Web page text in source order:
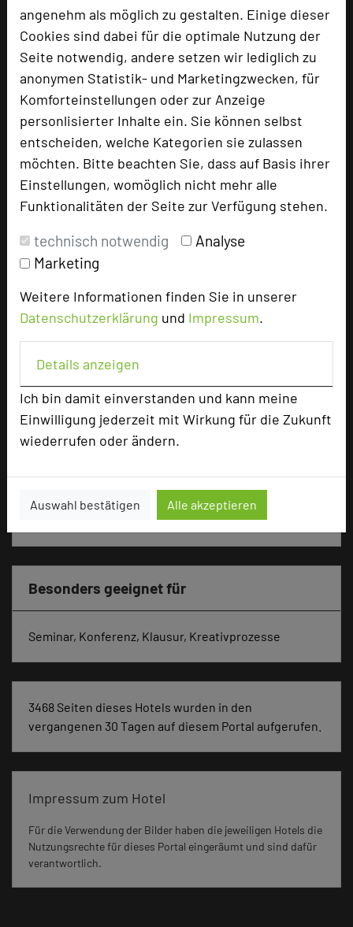
angenehm als möglich zu gestalten. Einige dieser
Cookies sind dabei für die optimale Nutzung der
Seite notwendig, andere setzen wir lediglich zu
anonymen Statistik- und Marketingzwecken, für
Komforteinstellungen oder zur Anzeige
personlisierter Inhalte ein. Sie können selbst
entscheiden, welche Kategorien sie zulassen
möchten. Bitte beachten Sie, dass auf Basis ihrer
Einstellungen, womöglich nicht mehr alle
Funktionalitäten der Seite zur Verfügung stehen.
technisch notwendig
Analyse
Marketing
Weitere Informationen finden Sie in unserer
Datenschutzerklärung und Impressum.
Details anzeigen
Ich bin damit einverstanden und kann meine
Einwilligung jederzeit mit Wirkung für die Zukunft
wiederrufen oder ändern.
Auswahl bestätigen Alle akzeptieren
zur Tagungsanfrage hinzufügen add_circle
Bewertung
Tagungsplaner
Tagungsleiter
Tagungsteilnehmer
Hotel bewerten
Hoteldaten
Max. Tagungskapazität (Personen)
U-Form
Reihenbestuhlung
Tagungsräume
7
Ausstellungsfläche
Zimmer
110
Doppelzimmer
Besonders geeignet für
Seminar, Konferenz, Klausur, Kreativprozesse
3468 Seiten dieses Hotels wurden in den
vergangenen 30 Tagen auf diesem Portal aufgerufen.
Impressum zum Hotel
Für die Verwendung der Bilder haben die jeweiligen Hotels die
Nutzungsrechte für dieses Portal eingeräumt und sind dafür
verantwortlich.